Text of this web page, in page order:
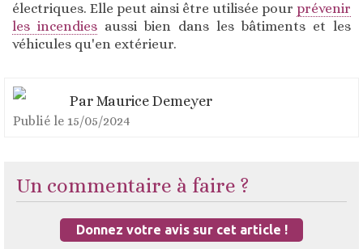
électriques. Elle peut ainsi être utilisée pour prévenir
les incendies aussi bien dans les bâtiments et les
véhicules qu'en extérieur.
Par Maurice Demeyer
Publié le 15/05/2024
Un commentaire à faire ?
Donnez votre avis sur cet article !